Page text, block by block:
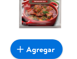
Agregar